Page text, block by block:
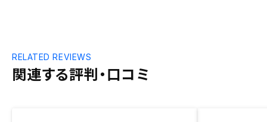
関連する評判・口コミ
RELATED REVIEWS